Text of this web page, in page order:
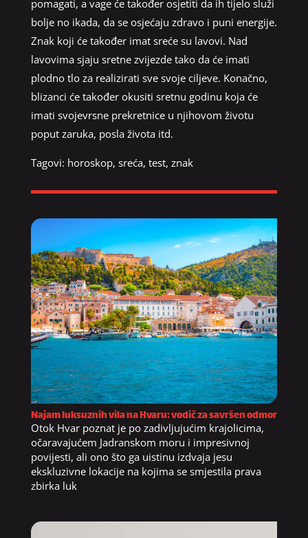
pomagati, a vage će također osjetiti da ih tijelo služi
bolje no ikada, da se osjećaju zdravo i puni energije.
Znak koji će također imat sreće su lavovi. Nad
lavovima sjaju sretne zvijezde tako da će imati
plodno tlo za realizirati sve svoje ciljeve. Konačno,
blizanci će također okusiti sretnu godinu koja će
imati svojevrsne prekretnice u njihovom životu
poput zaruka, posla života itd.
Tagovi: horoskop, sreća, test, znak
Najam luksuznih vila na Hvaru: vodič za savršen odmor
Otok Hvar poznat je po zadivljujućim krajolicima,
očaravajućem Jadranskom moru i impresivnoj
povijesti, ali ono što ga uistinu izdvaja jesu
ekskluzivne lokacije na kojima se smjestila prava
zbirka luk